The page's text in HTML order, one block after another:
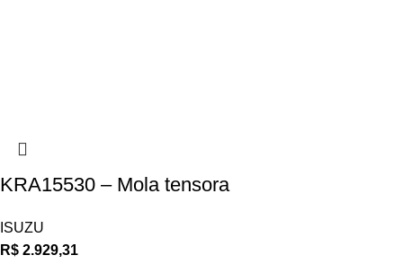
KRA15530 – Mola tensora
ISUZU
R$ 2.929,31